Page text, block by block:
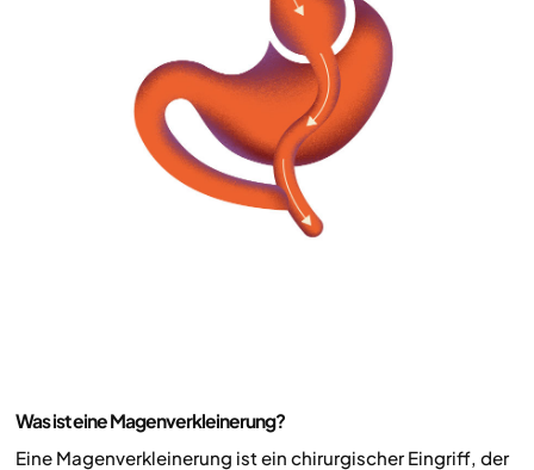
Was ist eine Magenverkleinerung?
Eine Magenverkleinerung ist ein chirurgischer Eingriff, der